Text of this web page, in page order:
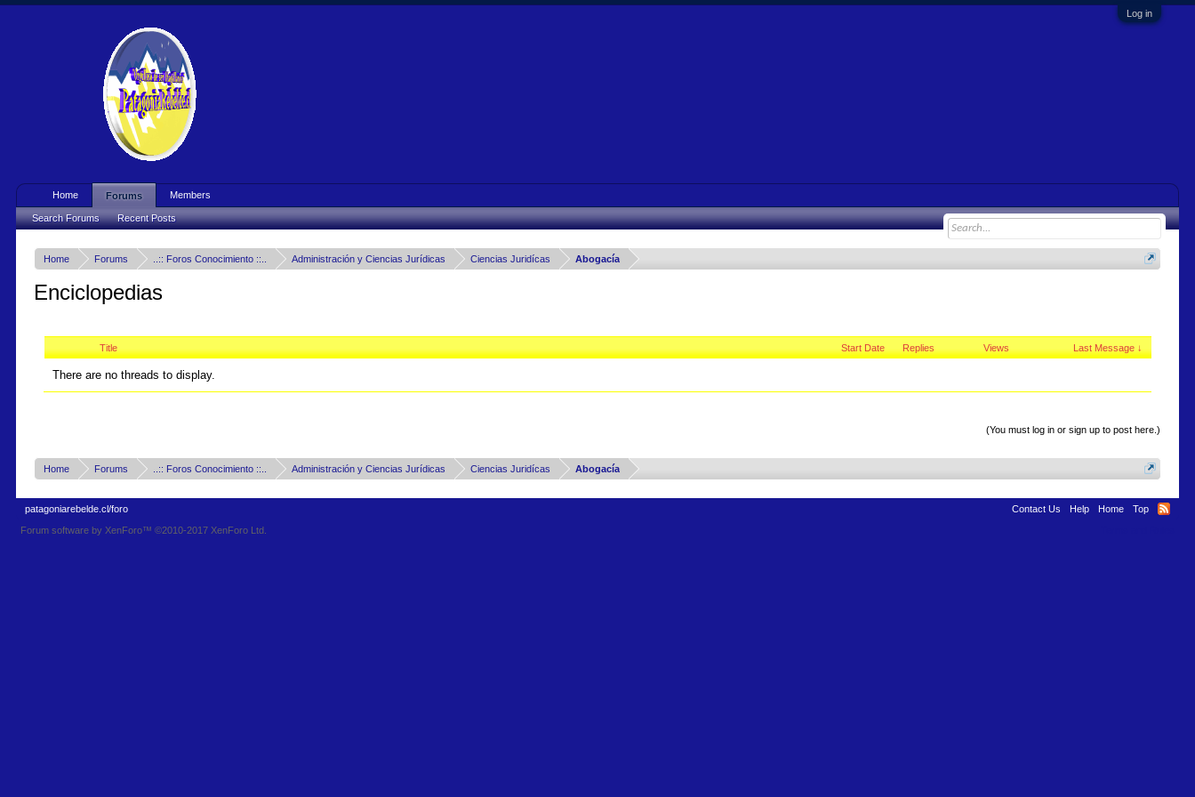
Log in
Home Forums ..:: Foros Conocimiento ::.. Administración y Ciencias Jurídicas Ciencias Juridícas Abogacía
Enciclopedias
Title Start Date Replies Views Last Message ↓
There are no threads to display.
(You must log in or sign up to post here.)
Home Forums ..:: Foros Conocimiento ::.. Administración y Ciencias Jurídicas Ciencias Juridícas Abogacía
Home Forums
Search Forums Recent Posts
Members
patagoniarebelde.cl/foro Contact Us Help Home
Top
Forum software by XenForo™©2010-2017 XenForo Ltd.